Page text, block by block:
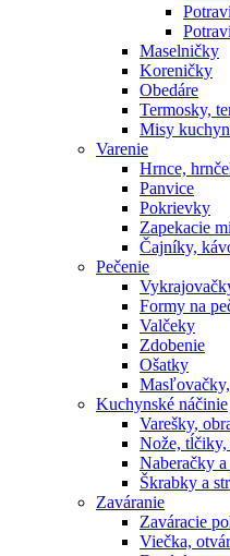
Maselničky
Koreničky
Obedáre
Termosky,
Misy
Varenie
Hrnce,
Panvice
Pokrievky
Zapekacie
Čajníky,
Pečenie
Formy na
Valčeky
Zdobenie
Ošatky
Kuchynské náčinie
Varešky,
Nože, tĺčiky,
Naberačky
Škrabky a
Zaváranie
Zaváracie
Viečka,